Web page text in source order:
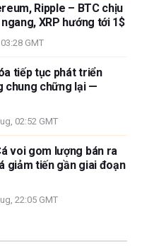
Ripple – BTC chịu
XRP hướng tới 1$
GMT
tiếp tục phát triển
chung chững lại —
02:52 GMT
voi gom lượng bán ra
giảm tiến gần giai đoạn
22:05 GMT